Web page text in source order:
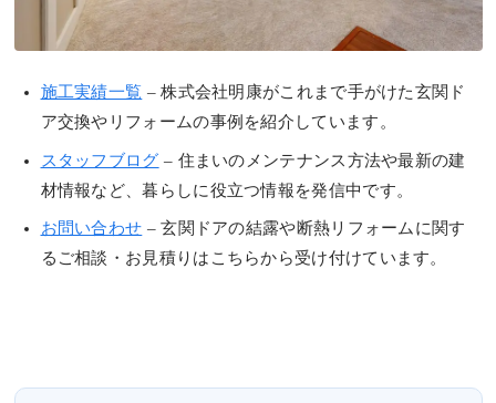
施工実績一覧 – 株式会社明康がこれまで手がけた玄関ド
ア交換やリフォームの事例を紹介しています。
スタッフブログ – 住まいのメンテナンス方法や最新の建
材情報など、暮らしに役立つ情報を発信中です。
お問い合わせ – 玄関ドアの結露や断熱リフォームに関す
るご相談・お見積りはこちらから受け付けています。